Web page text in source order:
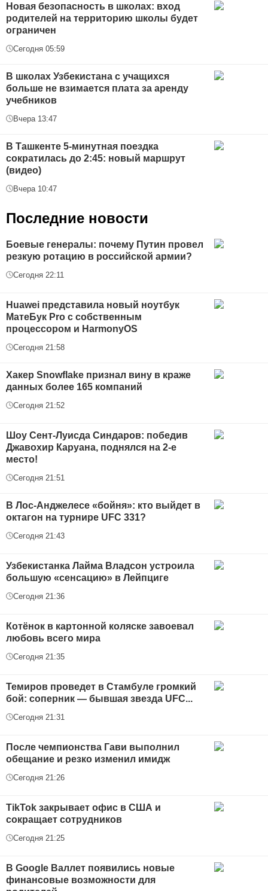
Новая безопасность в школах: вход
родителей на территорию школы будет
ограничен
Сегодня 05:59
В школах Узбекистана с учащихся
больше не взимается плата за аренду
учебников
Вчера 13:47
В Ташкенте 5-минутная поездка
сократилась до 2:45: новый маршрут
(видео)
Вчера 10:47
Последние новости
Боевые генералы: почему Путин провел
резкую ротацию в российской армии?
Сегодня 22:11
Huawei представила новый ноутбук
МатеБук Pro с собственным
процессором и HarmonyOS
Сегодня 21:58
Хакер Snowflake признал вину в краже
данных более 165 компаний
Сегодня 21:52
Шоу Сент-Луисда Синдаров: победив
Джавохир Каруана, поднялся на 2-е
место!
Сегодня 21:51
В Лос-Анджелесе «бойня»: кто выйдет в
октагон на турнире UFC 331?
Сегодня 21:43
Узбекистанка Лайма Владсон устроила
большую «сенсацию» в Лейпциге
Сегодня 21:36
Котёнок в картонной коляске завоевал
любовь всего мира
Сегодня 21:35
Темиров проведет в Стамбуле громкий
бой: соперник — бывшая звезда UFC...
Сегодня 21:31
После чемпионства Гави выполнил
обещание и резко изменил имидж
Сегодня 21:26
TikTok закрывает офис в США и
сокращает сотрудников
Сегодня 21:25
В Google Валлет появились новые
финансовые возможности для